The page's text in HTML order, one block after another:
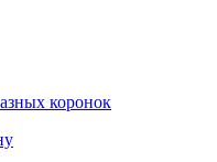
коронок